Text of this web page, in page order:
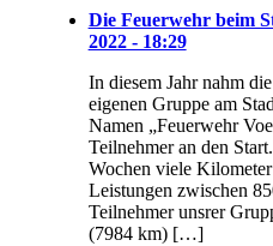
Die Feuerwehr beim
2022 - 18:29
In diesem Jahr nahm
eigenen Gruppe am
Namen „Feuerwehr
Teilnehmer an den
Wochen viele
Leistungen zwischen
Teilnehmer unsrer
(7984 km) […]